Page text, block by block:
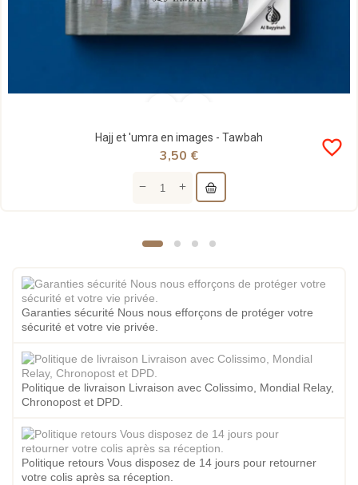
Hajj et 'umra en images - Tawbah favorite_border
3,50 €
Garanties sécurité Nous nous efforçons de protéger votre
sécurité et votre vie privée.
Politique de livraison Livraison avec Colissimo, Mondial Relay,
Chronopost et DPD.
Politique retours Vous disposez de 14 jours pour retourner
votre colis après sa réception.